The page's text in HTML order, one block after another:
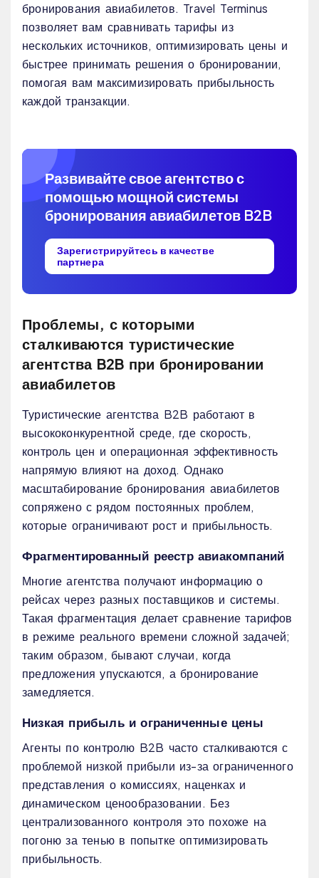
бронирования авиабилетов. Travel Terminus
позволяет вам сравнивать тарифы из
нескольких источников, оптимизировать цены и
быстрее принимать решения о бронировании,
помогая вам максимизировать прибыльность
каждой транзакции.
Развивайте свое агентство с
помощью мощной системы
бронирования авиабилетов B2B
Зарегистрируйтесь в качестве
партнера
Проблемы, с которыми
сталкиваются туристические
агентства B2B при бронировании
авиабилетов
Туристические агентства B2B работают в
высококонкурентной среде, где скорость,
контроль цен и операционная эффективность
напрямую влияют на доход. Однако
масштабирование бронирования авиабилетов
сопряжено с рядом постоянных проблем,
которые ограничивают рост и прибыльность.
Фрагментированный реестр авиакомпаний
Многие агентства получают информацию о
рейсах через разных поставщиков и системы.
Такая фрагментация делает сравнение тарифов
в режиме реального времени сложной задачей;
таким образом, бывают случаи, когда
предложения упускаются, а бронирование
замедляется.
Низкая прибыль и ограниченные цены
Агенты по контролю B2B часто сталкиваются с
проблемой низкой прибыли из-за ограниченного
представления о комиссиях, наценках и
динамическом ценообразовании. Без
централизованного контроля это похоже на
погоню за тенью в попытке оптимизировать
прибыльность.